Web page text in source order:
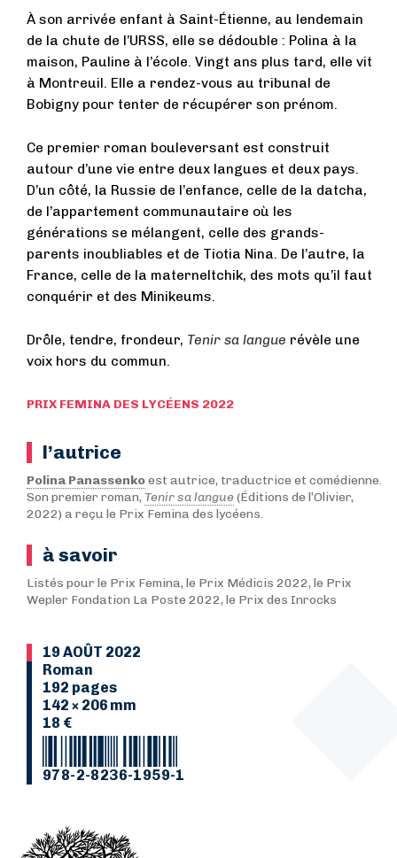
À son arrivée enfant à Saint-Étienne, au lendemain
de la chute de l’URSS, elle se dédouble : Polina à la
maison, Pauline à l’école. Vingt ans plus tard, elle vit
à Montreuil. Elle a rendez-vous au tribunal de
Bobigny pour tenter de récupérer son prénom.
Ce premier roman bouleversant est construit
autour d’une vie entre deux langues et deux pays.
D’un côté, la Russie de l’enfance, celle de la datcha,
de l’appartement communautaire où les
générations se mélangent, celle des grands-
parents inoubliables et de Tiotia Nina. De l’autre, la
France, celle de la materneltchik, des mots qu’il faut
conquérir et des Minikeums.
Drôle, tendre, frondeur, Tenir sa langue révèle une
voix hors du commun.
PRIX FEMINA DES LYCÉENS 2022
l’autrice
Polina Panassenkoest autrice, traductrice et comédienne.
Son premier roman, Tenir sa langue(Éditions de l’Olivier,
2022) a reçu le Prix Femina des lycéens.
à savoir
Listés pour le Prix Femina, le Prix Médicis 2022, le Prix
Wepler Fondation La Poste 2022, le Prix des Inrocks
19 AOÛT 2022
Roman
192 pages
142 × 206 mm
18 €
978-2-8236-1959-1